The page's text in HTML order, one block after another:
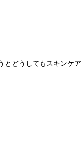
とどうしてもスキンケア